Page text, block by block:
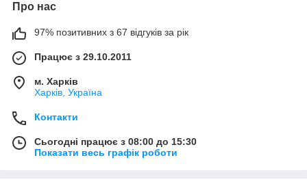
Про нас
97% позитивних з 67 відгуків за рік
Працює з 29.10.2011
м. Харків
Харків, Україна
Контакти
Сьогодні працює з 08:00 до 15:30
Показати весь графік роботи